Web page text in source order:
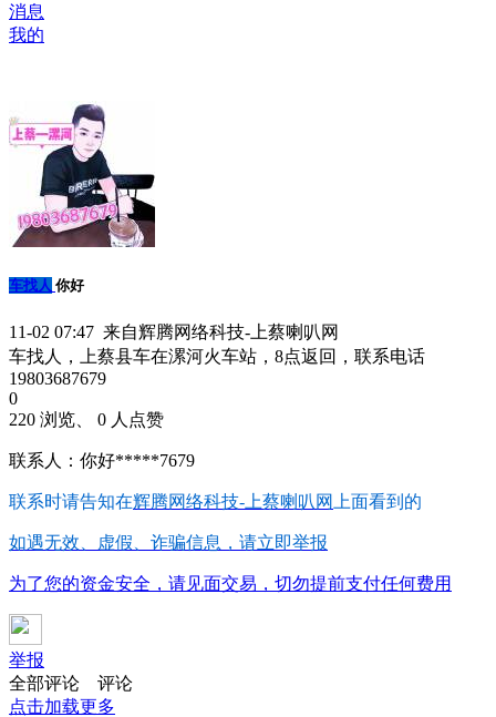
消息
我的
车找人 你好
11-02 07:47 来自辉腾网络科技-上蔡喇叭网
车找人，上蔡县车在漯河火车站，8点返回，联系电话
19803687679
0
220 浏览、 0 人点赞
联系人：你好*****7679
联系时请告知在辉腾网络科技-上蔡喇叭网 上面看到的
如遇无效、虚假、诈骗信息，请立即举报
为了您的资金安全，请见面交易，切勿提前支付任何费用
举报
全部评论
评论
点击加载更多